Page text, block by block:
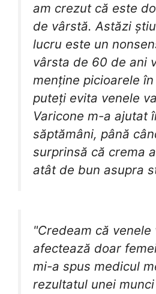
am crezut că este
de vârstă. Astăzi
lucru este un
vârsta de 60 de ani
menține picioarele
puteți evita venele
Varicone m-a ajutat
săptămâni, până
surprinsă că crema
atât de bun asupra
"Credeam că venele
afectează doar
mi-a spus medicul
rezultatul unei